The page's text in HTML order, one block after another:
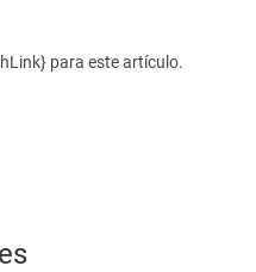
para este artículo.